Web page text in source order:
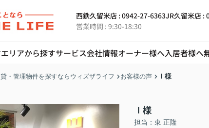
西鉄久留米店 : 0942-27-6363JR久留米店 :
営業時間 : 9:30-18:30
エリアから探すサービス会社情報オーナー様へ入居者様へ
・管理物件を探すならウィズザライフ お客様の声 Ｉ様
Ｉ様
担当：東 正隆